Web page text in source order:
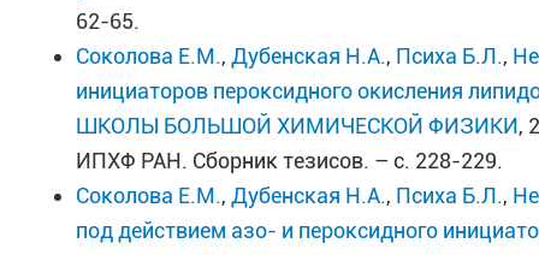
62-65.
Соколова Е.М., Дубенская Н.А., Психа Б.Л.,
инициаторов пероксидного окисления
ШКОЛЫ БОЛЬШОЙ ХИМИЧЕСКОЙ ФИЗИКИ,
ИПХФ РАН. Сборник тезисов. – с. 228-229.
Соколова Е.М., Дубенская Н.А., Психа Б.Л.,
под действием азо- и пероксидного